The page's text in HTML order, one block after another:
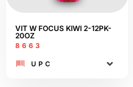
VIT W FOCUS KIWI 2-12PK-
20OZ
8663
UPC